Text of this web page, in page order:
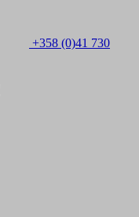
+358 (0)41 730